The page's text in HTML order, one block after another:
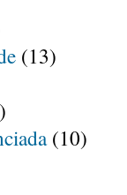
(13)
(10)